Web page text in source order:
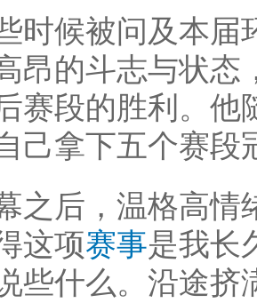
时候被问及本
昂的斗志与状态
赛段的胜利。他
己拿下五个赛段
之后，温格高情
这项赛事是我长
些什么。沿途挤